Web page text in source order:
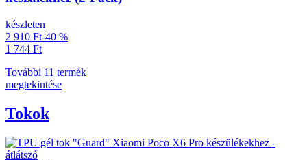
készleten
2 910 Ft-40 %
1 744 Ft
További 11 termék
megtekintése
Tokok